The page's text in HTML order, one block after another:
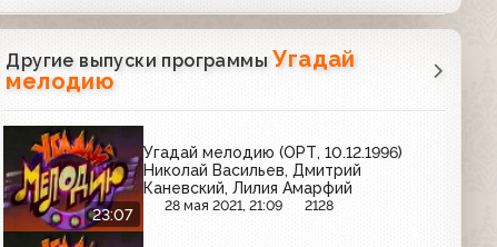
Другие выпуски программы Угадай
мелодию
23:07
Угадай мелодию (ОРТ, 10.12.1996)
Николай Васильев, Дмитрий
Каневский, Лилия Амарфий
28 мая 2021, 21:09 2128